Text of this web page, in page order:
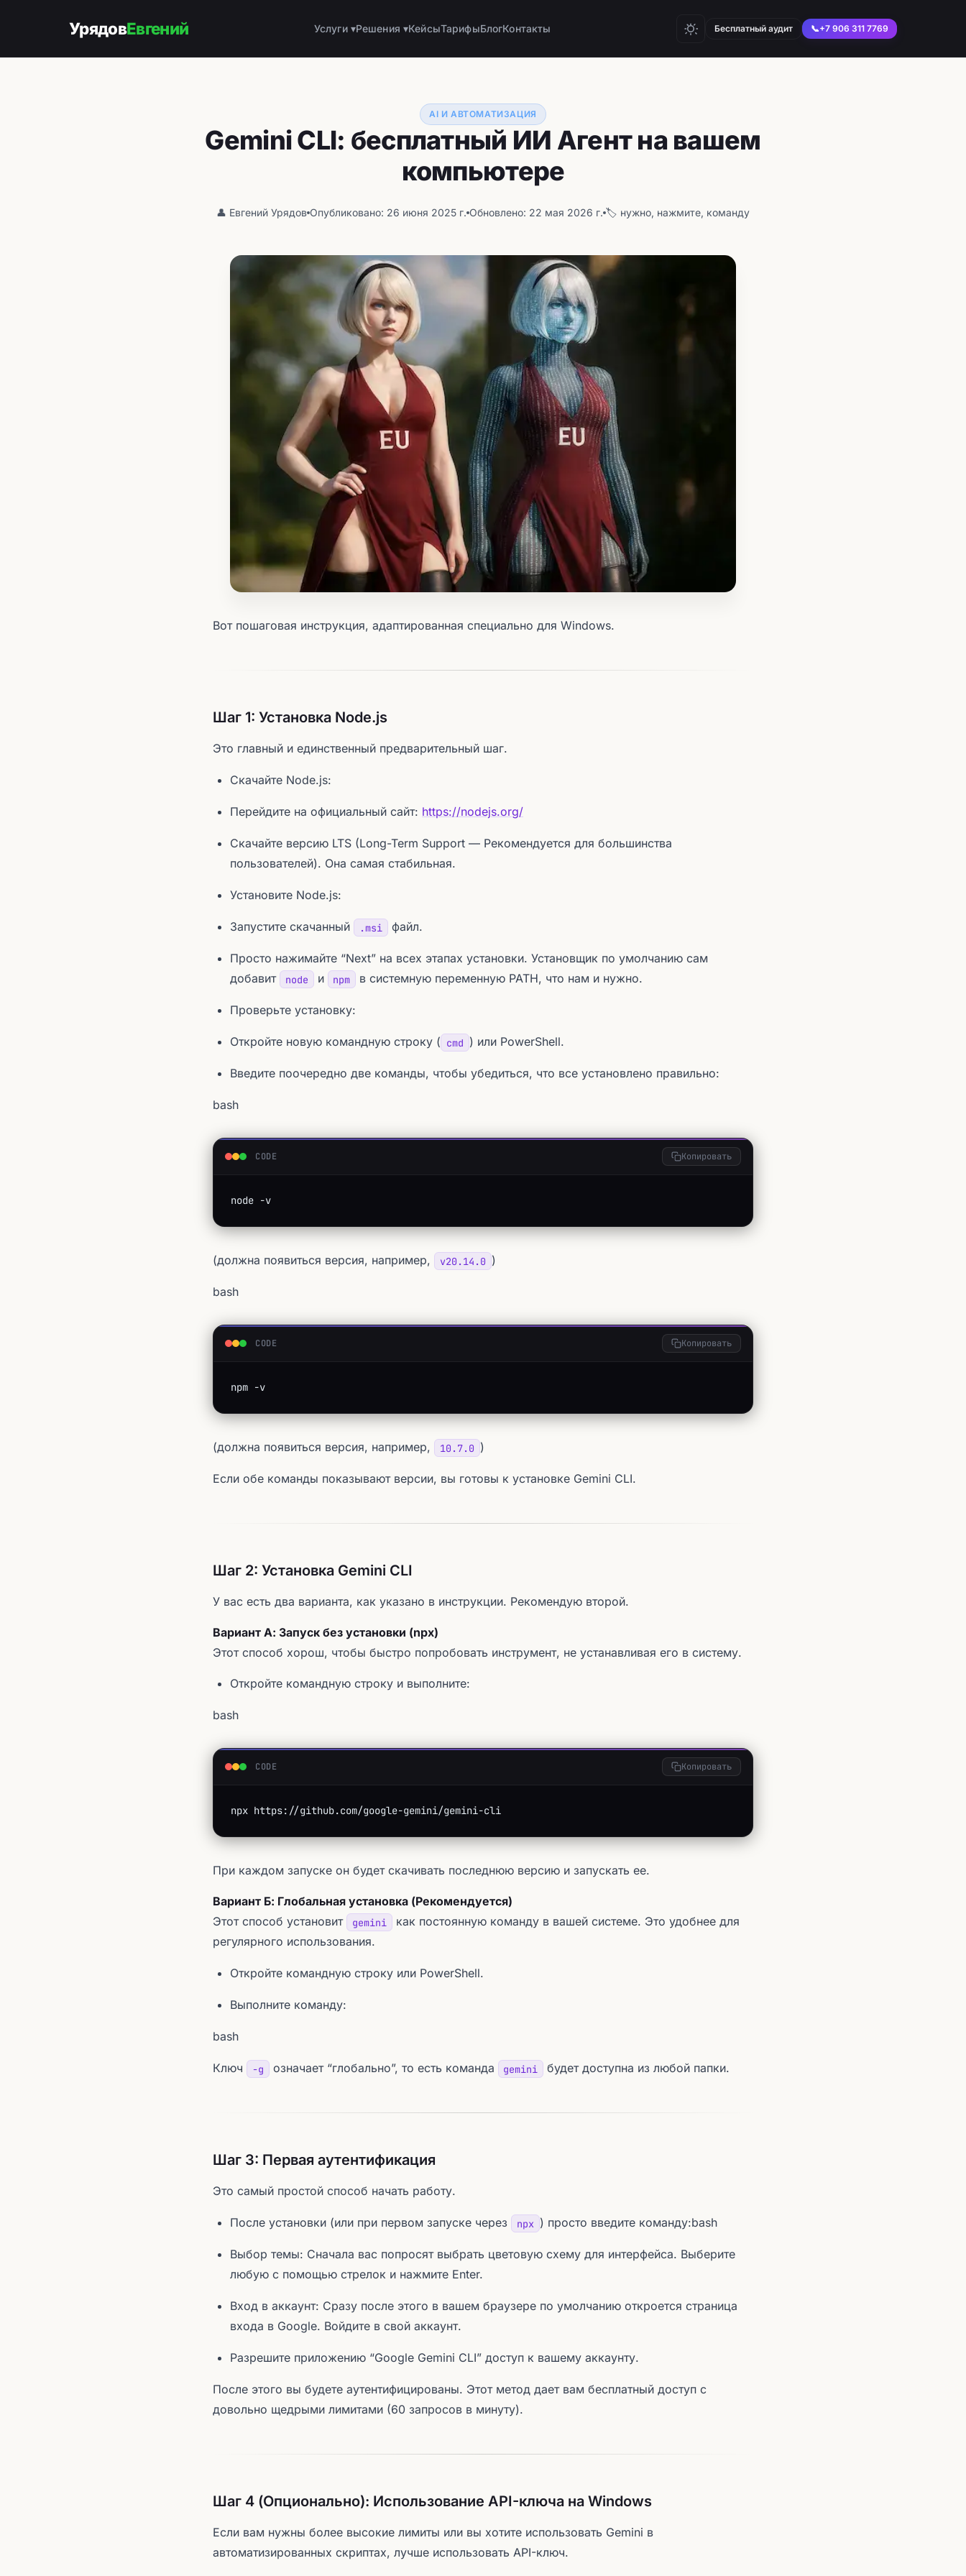
УрядовЕвгений Услуги ▾Решения ▾КейсыТарифыБлогКонтакты Бесплатный аудит 📞+7 906 311 7769
AI И АВТОМАТИЗАЦИЯ
Gemini CLI: бесплатный ИИ Агент на вашем
компьютере
👤 Евгений Урядов Опубликовано: 26 июня 2025 г. Обновлено: 22 мая 2026 г. 🏷️ нужно, нажмите, команду
Вот пошаговая инструкция, адаптированная специально для Windows.
Шаг 1: Установка Node.js
Это главный и единственный предварительный шаг.
Скачайте Node.js:
Перейдите на официальный сайт: https://nodejs.org/
Скачайте версию LTS (Long-Term Support — Рекомендуется для большинства
пользователей). Она самая стабильная.
Установите Node.js:
Запустите скачанный .msi файл.
Просто нажимайте “Next” на всех этапах установки. Установщик по умолчанию сам
добавит
node и npm в системную переменную PATH, что нам и нужно.
Проверьте установку:
Откройте новую командную строку ( cmd ) или PowerShell.
Введите поочередно две команды, чтобы убедиться, что все установлено правильно:
bash
CODE Копировать
node -v
(должна появиться версия, например, v20.14.0 )
bash
CODE Копировать
npm -v
(должна появиться версия, например, 10.7.0 )
Если обе команды показывают версии, вы готовы к установке Gemini CLI.
Шаг 2: Установка Gemini CLI
У вас есть два варианта, как указано в инструкции. Рекомендую второй.
Вариант А: Запуск без установки (npx)
Этот способ хорош, чтобы быстро попробовать инструмент, не устанавливая его в систему.
Откройте командную строку и выполните:
bash
CODE Копировать
npx https://github.com/google-gemini/gemini-cli
При каждом запуске он будет скачивать последнюю версию и запускать ее.
Вариант Б: Глобальная установка (Рекомендуется)
Этот способ установит
gemini
как постоянную команду в вашей системе. Это удобнее для
регулярного использования.
Откройте командную строку или PowerShell.
Выполните команду:
bash
Ключ -g означает “глобально”, то есть команда gemini будет доступна из любой папки.
Шаг 3: Первая аутентификация
Это самый простой способ начать работу.
После установки (или при первом запуске через npx ) просто введите команду:bash
Выбор темы: Сначала вас попросят выбрать цветовую схему для интерфейса. Выберите
любую с помощью стрелок и нажмите Enter.
Вход в аккаунт: Сразу после этого в вашем браузере по умолчанию откроется страница
входа в Google. Войдите в свой аккаунт.
Разрешите приложению “Google Gemini CLI” доступ к вашему аккаунту.
После этого вы будете аутентифицированы. Этот метод дает вам бесплатный доступ с
довольно щедрыми лимитами (60 запросов в минуту).
Шаг 4 (Опционально): Использование API-ключа на Windows
Если вам нужны более высокие лимиты или вы хотите использовать Gemini в
автоматизированных скриптах, лучше использовать API-ключ.